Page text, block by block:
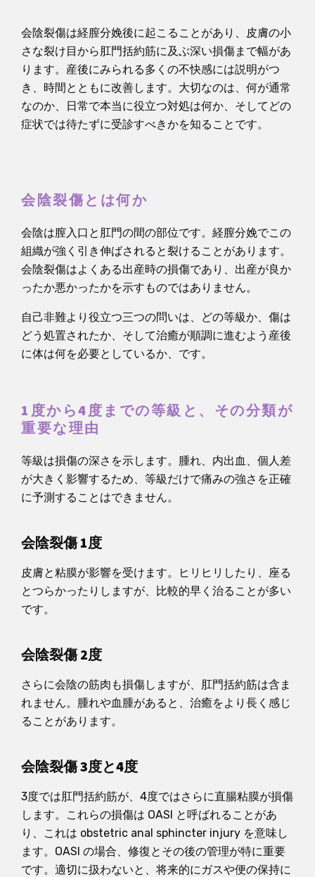
会陰裂傷は経膣分娩後に起こることがあり、皮膚の小
さな裂け目から肛門括約筋に及ぶ深い損傷まで幅があ
ります。産後にみられる多くの不快感には説明がつ
き、時間とともに改善します。大切なのは、何が通常
なのか、日常で本当に役立つ対処は何か、そしてどの
症状では待たずに受診すべきかを知ることです。
会陰裂傷とは何か
会陰は膣入口と肛門の間の部位です。経膣分娩でこの
組織が強く引き伸ばされると裂けることがあります。
会陰裂傷はよくある出産時の損傷であり、出産が良か
ったか悪かったかを示すものではありません。
自己非難より役立つ三つの問いは、どの等級か、傷は
どう処置されたか、そして治癒が順調に進むよう産後
に体は何を必要としているか、です。
1度から4度までの等級と、その分類が
重要な理由
等級は損傷の深さを示します。腫れ、内出血、個人差
が大きく影響するため、等級だけで痛みの強さを正確
に予測することはできません。
会陰裂傷 1度
皮膚と粘膜が影響を受けます。ヒリヒリしたり、座る
とつらかったりしますが、比較的早く治ることが多い
です。
会陰裂傷 2度
さらに会陰の筋肉も損傷しますが、肛門括約筋は含ま
れません。腫れや血腫があると、治癒をより長く感じ
ることがあります。
会陰裂傷 3度と4度
3度では肛門括約筋が、4度ではさらに直腸粘膜が損傷
します。これらの損傷は OASI と呼ばれることがあ
り、これは obstetric anal sphincter injury を意味し
ます。OASI の場合、修復とその後の管理が特に重要
です。適切に扱わないと、将来的にガスや便の保持に